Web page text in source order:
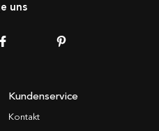
uns
Kundenservice
Kontakt